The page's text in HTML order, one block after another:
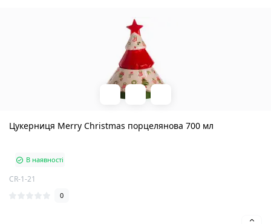
Цукерниця Merry Christmas порцелянова 700 мл
В наявності
CR-1-21
0